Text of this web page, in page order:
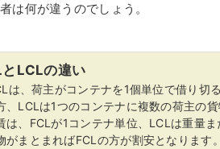
は何が違うのでしょう。
LCLの違い
、荷主がコンテナを1個単位で借り切る
LCLは1つのコンテナに複数の荷主の貨
、FCLが1コンテナ単位、LCLは重量ま
まとまればFCLの方が割安となります。